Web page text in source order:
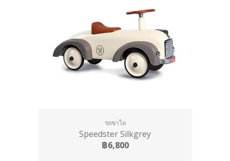
รถขาไถ
Speedster Silkgrey
฿6,800